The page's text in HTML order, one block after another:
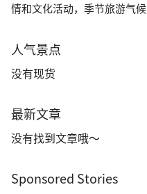
情和文化活动，季节旅游气
人气景点
没有现货
最新文章
没有找到文章哦～
Sponsored Stories